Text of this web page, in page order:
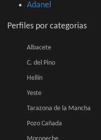
Adanel
Perfiles por categorias
Albacete
C. del Pino
Hellín
Yeste
Tarazona de la Mancha
Pozo Cañada